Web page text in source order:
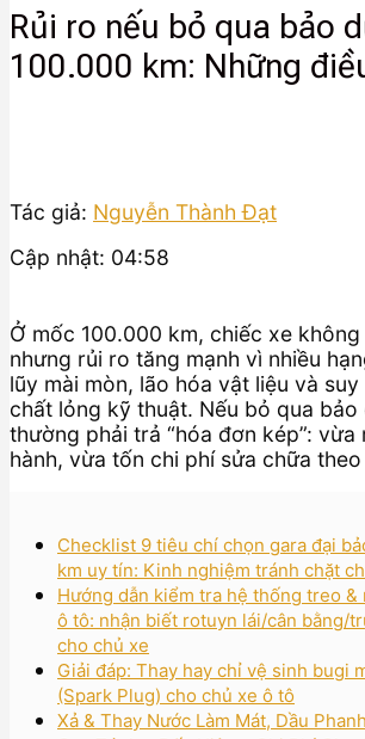
Rủi ro nếu bỏ qua bảo
100.000 km: Những
Tác giả: Nguyễn Thành Đạt
Cập nhật: 04:58
Ở mốc 100.000 km, chiếc xe không
nhưng rủi ro tăng mạnh vì nhiều
lũy mài mòn, lão hóa vật liệu và
chất lỏng kỹ thuật. Nếu bỏ qua bảo
thường phải trả “hóa đơn kép”: vừa
hành, vừa tốn chi phí sửa chữa
Checklist 9 tiêu chí chọn gara đại
km uy tín: Kinh nghiệm tránh chặt
Hướng dẫn kiểm tra hệ thống treo &
ô tô: nhận biết rotuyn lái/cân bằng/
cho chủ xe
Giải đáp: Thay hay chỉ vệ sinh bugi
(Spark Plug) cho chủ xe ô tô
Xả & Thay Nước Làm Mát, Dầu